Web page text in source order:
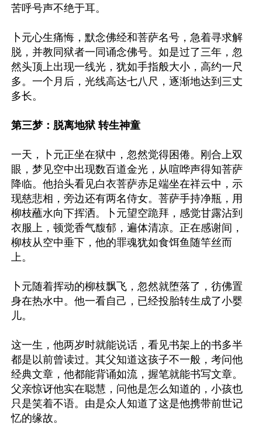
苦呼号声不绝于耳。
卜元心生痛悔，默念佛经和菩萨名号，急着寻求解
脱，并教同狱者一同诵念佛号。如是过了三年，忽
然头顶上出现一线光，犹如手指般大小，高约一尺
多。一个月后，光线高达七八尺，逐渐地达到三丈
多长。
第三梦：脱离地狱 转生神童
一天，卜元正坐在狱中，忽然觉得困倦。刚合上双
眼，梦见空中出现数百道金光，从喧哗声得知菩萨
降临。他抬头看见白衣菩萨赤足端坐在祥云中，示
现慈悲相，旁边还有两名侍女。菩萨手持净瓶，用
柳枝蘸水向下挥洒。卜元望空跪拜，感觉甘露沾到
衣服上，顿觉香气馥郁，遍体清凉。正在感谢间，
柳枝从空中垂下，他的罪魂犹如食饵鱼随竿丝而
上。
卜元随着挥动的柳枝飘飞，忽然就堕落了，彷佛置
身在热水中。他一看自己，已经投胎转生成了小婴
儿。
这一生，他两岁时就能说话，看见书架上的书多半
都是以前曾读过。其父知道这孩子不一般，考问他
经典文章，他都能背诵如流，握笔就能书写文章。
父亲惊讶他实在聪慧，问他是怎么知道的，小孩也
只是笑着不语。由是众人知道了这是他携带前世记
忆的缘故。